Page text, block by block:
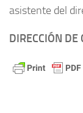
asistente del
DIRECCIÓN DE